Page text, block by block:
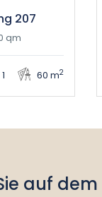
207
qm
1 60 m2
auf